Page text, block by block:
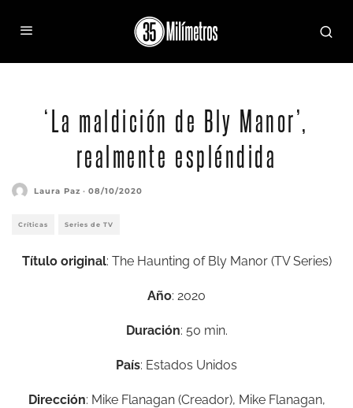
‘La maldición de Bly Manor’,
realmente espléndida
Laura Paz · 08/10/2020
Críticas Series de TV
Título original: The Haunting of Bly Manor (TV Series)
Año: 2020
Duración: 50 min.
País: Estados Unidos
Dirección: Mike Flanagan (Creador), Mike Flanagan,